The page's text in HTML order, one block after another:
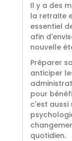
Il y a des
la retraite
essentiel
afin
nouvelle
Préparer
anticiper
pour
c'est aussi
quotidien.